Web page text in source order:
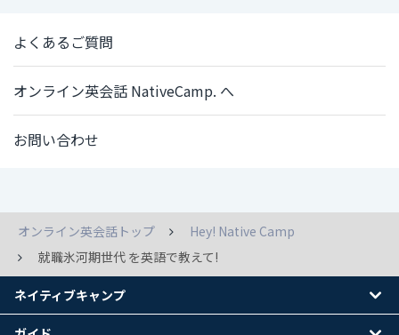
よくあるご質問
オンライン英会話 NativeCamp. へ
お問い合わせ
オンライン英会話トップ
Hey! Native Camp
就職氷河期世代 を英語で教えて!
ネイティブキャンプ